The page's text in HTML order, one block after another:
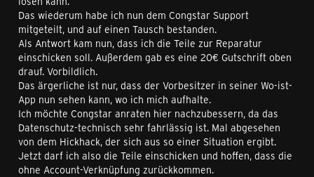
Das wiederum habe ich nun dem Congstar Support
mitgeteilt, und auf einen Tausch bestanden.
Als Antwort kam nun, dass ich die Teile zur Reparatur
einschicken soll. Außerdem gab es eine 20€ Gutschrift oben
drauf. Vorbildlich.
Das ärgerliche ist nur, dass der Vorbesitzer in seiner Wo-ist-
App nun sehen kann, wo ich mich aufhalte.
Ich möchte Congstar anraten hier nachzubessern, da das
Datenschutz-technisch sehr fahrlässig ist. Mal abgesehen
von dem Hickhack, der sich aus so einer Situation ergibt.
Jetzt darf ich also die Teile einschicken und hoffen, dass die
ohne Account-Verknüpfung zurückkommen.